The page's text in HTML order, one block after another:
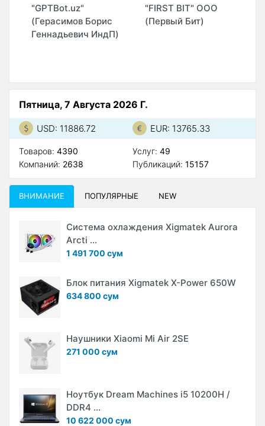
"GPTBot.uz"
(Герасимов Борис
Геннадьевич ИндП)
"FIRST BIT" ООО
(Первый Бит)
Пятница, 7 Августа 2026 Г.
USD: 11886.72 EUR: 13765.33
Товаров: 4390
Компаний: 2638
Услуг: 49
Публикаций: 15157
ВНИМАНИЕ ПОПУЛЯРНЫЕ NEW
Система охлаждения Xigmatek Aurora
Arcti ...
1 491 700 сум
Блок питания Xigmatek X-Power 650W
634 800 сум
Наушники Xiaomi Mi Air 2SE
271 000 сум
Ноутбук Dream Machines i5 10200H /
DDR4 ...
10 622 000 сум